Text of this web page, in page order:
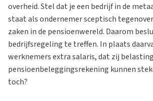
overheid. Stel dat je een bedrijf in de
staat als ondernemer sceptisch
zaken in de pensioenwereld. Daarom
bedrijfsregeling te treffen. In plaats
werknemers extra salaris, dat zij
pensioenbeleggingsrekening kunnen
toch?